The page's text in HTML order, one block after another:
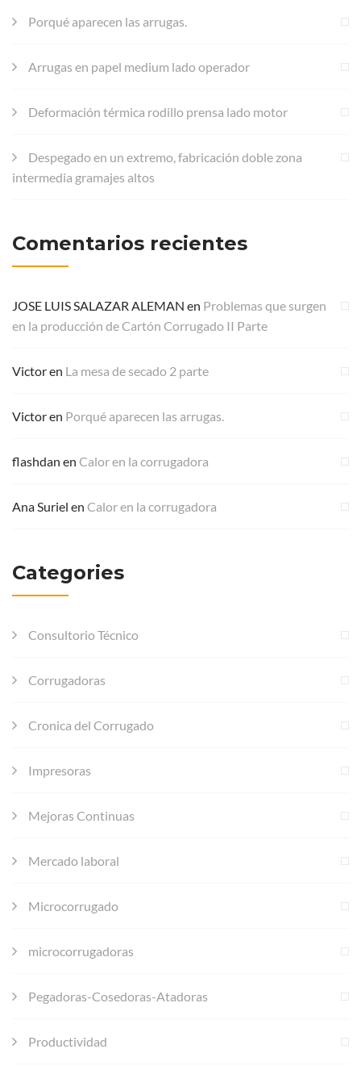
Porqué aparecen las arrugas.
Arrugas en papel medium lado operador
Deformación térmica rodillo prensa lado motor
Despegado en un extremo, fabricación doble zona
intermedia gramajes altos
Comentarios recientes
JOSE LUIS SALAZAR ALEMAN en Problemas que surgen
en la producción de Cartón Corrugado II Parte
Victoren La mesa de secado 2 parte
Victoren Porqué aparecen las arrugas.
flashdan en Calor en la corrugadora
Ana Suriel en Calor en la corrugadora
Categories
Consultorio Técnico
Corrugadoras
Cronica del Corrugado
Impresoras
Mejoras Continuas
Mercado laboral
Microcorrugado
microcorrugadoras
Pegadoras-Cosedoras-Atadoras
Productividad